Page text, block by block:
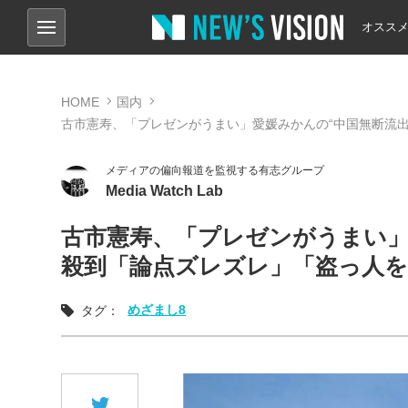
オスス
HOME
国内
古市憲寿、「プレゼンがうまい」愛媛みかんの“中国無断流
メディアの偏向報道を監視する有志グループ
Media Watch Lab
古市憲寿、「プレゼンがうまい
殺到「論点ズレズレ」「盗っ人
タグ： めざまし8